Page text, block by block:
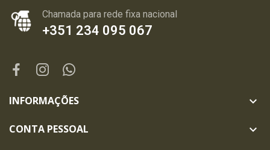
Chamada para rede fixa nacional
+351 234 095 067
INFORMAÇÕES 
CONTA PESSOAL 